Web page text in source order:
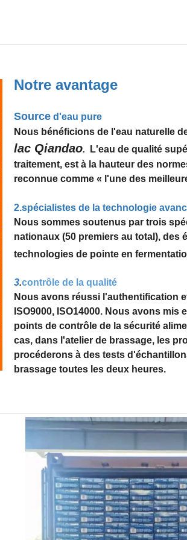
Notre avantage
Source d'eau pure
Nous bénéficions de l'eau naturelle
lac Qiandao.
L'eau de qualité
traitement, est à la hauteur des
reconnue comme « l'une des
2.spécialistes de la technologie
Nous sommes soutenus par trois
nationaux (50 premiers au total), des
technologies de pointe en
3.contrôle de la qualité
Nous avons réussi l'authentification
ISO9000, ISO14000. Nous avons mis
points de contrôle de la sécurité
cas, dans l'atelier de brassage, les
procéderons à des tests
brassage toutes les deux heures.